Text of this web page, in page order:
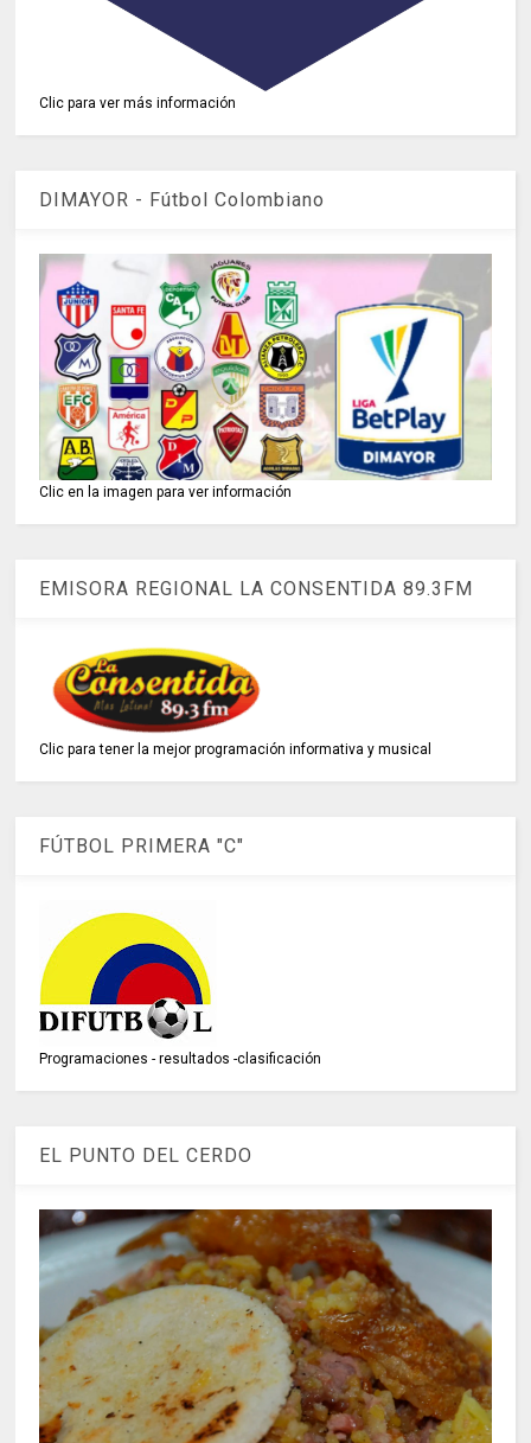
Clic para ver más información
DIMAYOR - Fútbol Colombiano
Clic en la imagen para ver información
EMISORA REGIONAL LA CONSENTIDA 89.3FM
Clic para tener la mejor programación informativa y musical
FÚTBOL PRIMERA "C"
Programaciones - resultados -clasificación
EL PUNTO DEL CERDO